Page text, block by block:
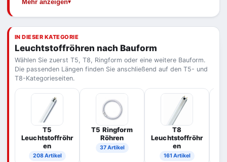
Ihrer Altröhre: Bauform, Länge und Wattzahl.
geprüft werden.
Mehr anzeigen
IN DIESER KATEGORIE
Leuchtstoffröhren nach Bauform
Wählen Sie zuerst T5, T8, Ringform oder eine weitere Bauform.
Die passenden Längen finden Sie anschließend auf den T5- und
T8-Kategorieseiten.
T5
Leuchtstoffröhr
en
208 Artikel
T5 Ringform
Röhren
37 Artikel
T8
Leuchtstoffröhr
en
161 Artikel